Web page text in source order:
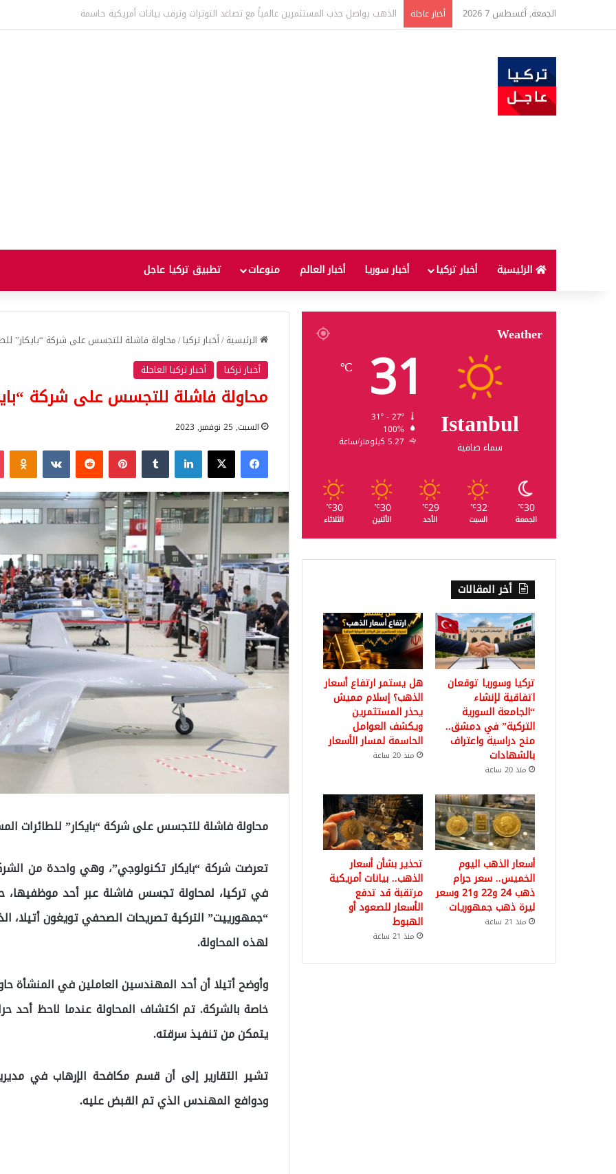
الجمعة, أغسطس 7 2026 أخبار عاجلة ارتفاع أسعار الغذاء العالمية إلى أعلى مستوى منذ ثلاث سنوات يثير مخاوف من موجة غلاء جديدة
الرئيسية أخبار تركيا أخبار سوريا أخبار العالم منوعات تطبيق تركيا عاجل
الرئيسية/أخبار تركيا/محاولة فاشلة للتجسس على شركة “بايكار”
أخبار تركيا
أخبار تركيا العاجلة
محاولة فاشلة للتجسس على شركة
السبت, 25 نوفمبر, 2023
فيسبوك‫X لينكدإن بينتيريست
محاولة فاشلة للتجسس على شركة “بايكار” للطائرات
تعرضت شركة “بايكار تكنولوجي”، وهي واحدة من
في تركيا، لمحاولة تجسس فاشلة عبر أحد
“جمهورييت” التركية تصريحات الصحفي تويغون أتيلا،
لهذه المحاولة.
وأوضح أتيلا أن أحد المهندسين العاملين في
خاصة بالشركة. تم اكتشاف المحاولة عندما لاحظ أحد
يتمكن من تنفيذ سرقته.
تشير التقارير إلى أن قسم مكافحة الإرهاب في
ودوافع المهندس الذي تم القبض عليه.
Weather
Istanbul
سماء صافية
31
℃
100%
5.27 كيلومتر/ساعة
30
℃
الجمعة
32
℃
السبت
29
℃
الأحد
30
℃
الأثنين
30
℃
الثلاثاء
أخر المقالات
تركيا وسوريا توقعان
اتفاقية لإنشاء
“الجامعة السورية
التركية” في دمشق..
منح دراسية واعتراف
بالشهادات
منذ 20 ساعة
هل يستمر ارتفاع أسعار
الذهب؟ إسلام مميش
يحذر المستثمرين
ويكشف العوامل
الحاسمة لمسار الأسعار
منذ 20 ساعة
أسعار الذهب اليوم
الخميس.. سعر جرام
ذهب 24 و22 و21 وسعر
ليرة ذهب جمهوريات
منذ 21 ساعة
تحذير بشأن أسعار
الذهب.. بيانات أمريكية
مرتقبة قد تدفع
الأسعار للصعود أو
الهبوط
منذ 21 ساعة